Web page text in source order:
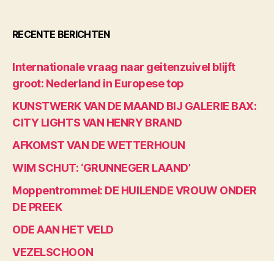
RECENTE BERICHTEN
Internationale vraag naar geitenzuivel blijft
groot: Nederland in Europese top
KUNSTWERK VAN DE MAAND BIJ GALERIE BAX:
CITY LIGHTS VAN HENRY BRAND
AFKOMST VAN DE WETTERHOUN
WIM SCHUT: ‘GRUNNEGER LAAND’
Moppentrommel: DE HUILENDE VROUW ONDER
DE PREEK
ODE AAN HET VELD
VEZELSCHOON